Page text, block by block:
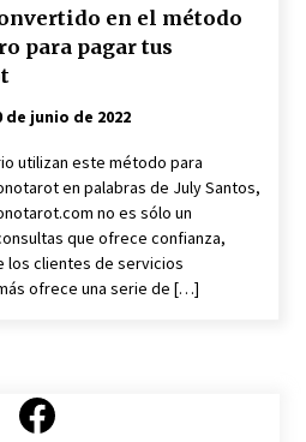
en el método
para pagar tus
de junio de 2022
utilizan este método para
en palabras de July Santos,
no es sólo un
que ofrece confianza,
los clientes de servicios
ofrece una serie de […]
Facebook